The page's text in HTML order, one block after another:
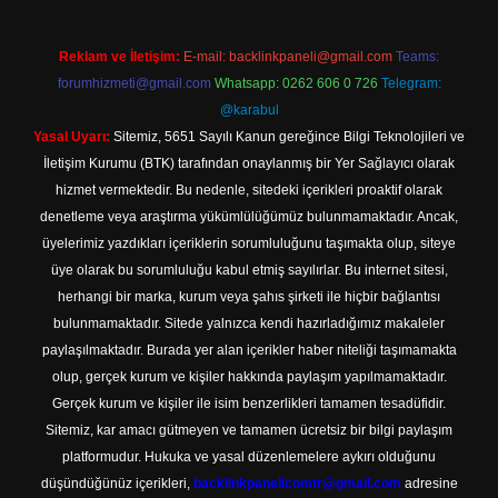
Reklam ve İletişim: E-mail: backlinkpaneli@gmail.com Teams:
forumhizmeti@gmail.com Whatsapp: 0262 606 0 726 Telegram:
@karabul
Yasal Uyarı: Sitemiz, 5651 Sayılı Kanun gereğince Bilgi Teknolojileri ve
İletişim Kurumu (BTK) tarafından onaylanmış bir Yer Sağlayıcı olarak
hizmet vermektedir. Bu nedenle, sitedeki içerikleri proaktif olarak
denetleme veya araştırma yükümlülüğümüz bulunmamaktadır. Ancak,
üyelerimiz yazdıkları içeriklerin sorumluluğunu taşımakta olup, siteye
üye olarak bu sorumluluğu kabul etmiş sayılırlar. Bu internet sitesi,
herhangi bir marka, kurum veya şahıs şirketi ile hiçbir bağlantısı
bulunmamaktadır. Sitede yalnızca kendi hazırladığımız makaleler
paylaşılmaktadır. Burada yer alan içerikler haber niteliği taşımamakta
olup, gerçek kurum ve kişiler hakkında paylaşım yapılmamaktadır.
Gerçek kurum ve kişiler ile isim benzerlikleri tamamen tesadüfidir.
Sitemiz, kar amacı gütmeyen ve tamamen ücretsiz bir bilgi paylaşım
platformudur. Hukuka ve yasal düzenlemelere aykırı olduğunu
düşündüğünüz içerikleri, backlinkpanelicomtr@gmail.com adresine